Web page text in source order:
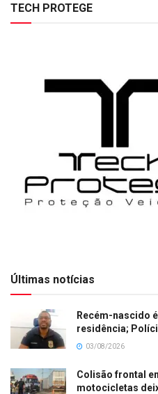
TECH PROTEGE
Últimas notícias
Recém-nascido
residência;
03/08/2026
Colisão frontal
motocicletas